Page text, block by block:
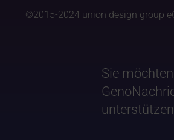
©2015-2024 union design group
Sie